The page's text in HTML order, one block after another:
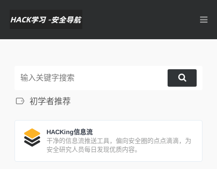
初学者推荐
HACKing信息流
干净的信息流推送工具，偏向安全圈的点点滴滴，为
安全研究人员每日发现优质内容。